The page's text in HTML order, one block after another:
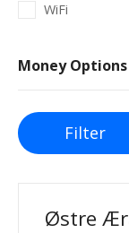
WiFi
Money Options
Filter
Østre